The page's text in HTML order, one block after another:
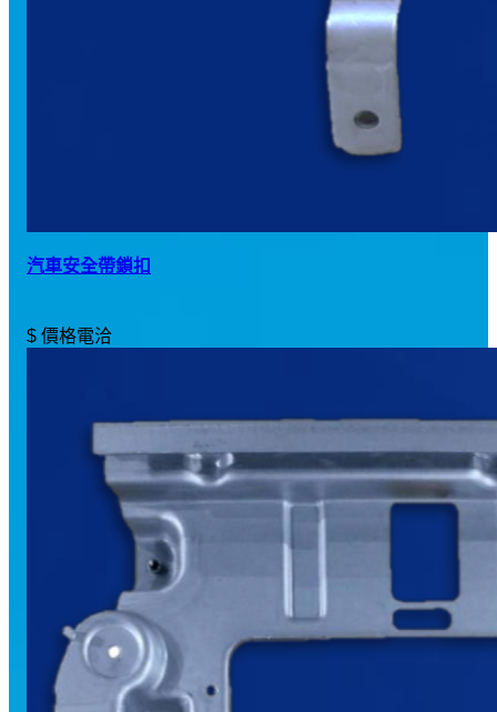
汽車安全帶鎖扣
$ 價格電洽